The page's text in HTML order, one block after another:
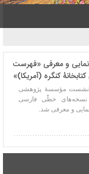
نشست ۱۵۲: رونمایی و معرفی «فهرست
کنگره (آمریکا)»
نشست مؤسسۀ پژوهشی
نسخه‌های خطّی فارسی
و معرفی شد.